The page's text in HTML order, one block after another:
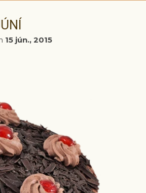
15 jún., 2015